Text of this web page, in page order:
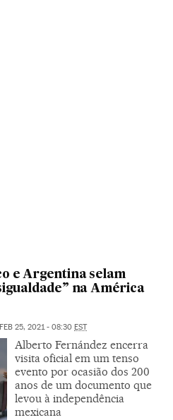
e Argentina selam
na América
FEB 25, 2021 - 08:30 EST
Alberto Fernández encerra
visita oficial em um tenso
evento por ocasião dos 200
anos de um documento que
levou à independência
mexicana